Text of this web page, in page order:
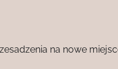
na nowe